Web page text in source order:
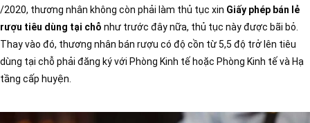
/2020, thương nhân không còn phải làm thủ tục xin Giấy phép bán lẻ
rượu tiêu dùng tại chỗ như trước đây nữa, thủ tục này được bãi bỏ.
Thay vào đó, thương nhân bán rượu có độ cồn từ 5,5 độ trở lên tiêu
dùng tại chỗ phải đăng ký với Phòng Kinh tế hoặc Phòng Kinh tế và Hạ
tầng cấp huyện.